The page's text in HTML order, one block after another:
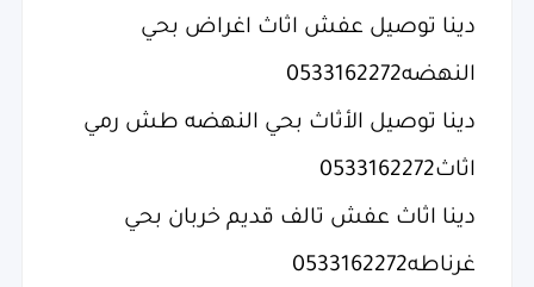
دينا توصيل عفش اثاث اغراض بحي
النهضه0533162272
دينا توصيل الأثاث بحي النهضه طش رمي
اثاث0533162272
دينا اثاث عفش تالف قديم خربان بحي
غرناطه0533162272